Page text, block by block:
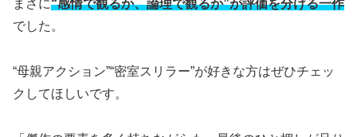
まさに“感情で観るか、論理で観るか”が評価を分ける一作
でした。
“母親アクション”“密室スリラー”が好きな方はぜひチェッ
クしてほしいです。